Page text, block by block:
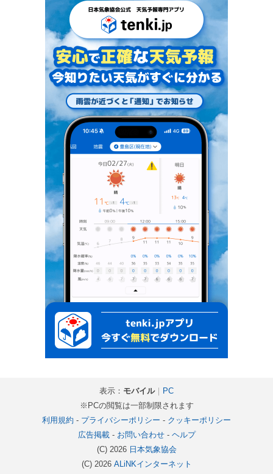
表示： モバイル｜
PC
※PCの閲覧は一部制限されます
利用規約 - プライバシーポリシー - クッキーポリシー
広告掲載- お問い合わせ- ヘルプ
(C) 2026 日本気象協会
(C) 2026 ALiNKインターネット